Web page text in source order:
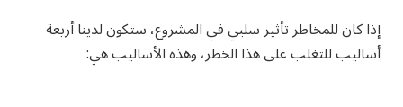
إذا كان للمخاطر تأثير سلبي في المشروع، ستكون لدينا أربعة
أساليب للتغلب على هذا الخطر، وهذه الأساليب هي: